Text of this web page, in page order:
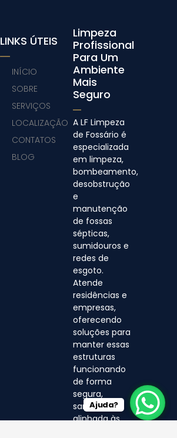
Limpeza
Profissional
Para Um
Ambiente
Mais
Seguro
A LF Limpeza
de Fossário é
especializada
em limpeza,
bombeamento,
desobstrução
e
manutenção
de fossas
sépticas,
sumidouros e
redes de
esgoto.
Atende
residências e
empresas,
oferecendo
soluções para
manter essas
estruturas
funcionando
de forma
segura,
sanitária e
alinhada às
LINKS ÚTEIS
INÍCIO
SOBRE
SERVIÇOS
LOCALIZAÇÃO
CONTATOS
BLOG
Ajuda?